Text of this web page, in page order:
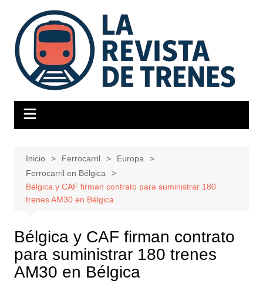
contenido
Inicio Ferrocarril
Europa
Ferrocarril en Bélgica
Bélgica y CAF firman contrato para suministrar 180
trenes AM30 en Bélgica
Bélgica y CAF firman contrato
para suministrar 180 trenes
AM30 en Bélgica